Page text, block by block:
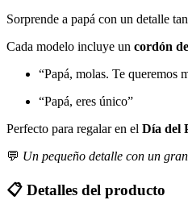
Sorprende a papá con un detalle
Cada modelo incluye un cordón
“Papá, molas. Te queremos
“Papá, eres único”
Perfecto para regalar en el Día del
💬 Un pequeño detalle con un
📋 Detalles del producto